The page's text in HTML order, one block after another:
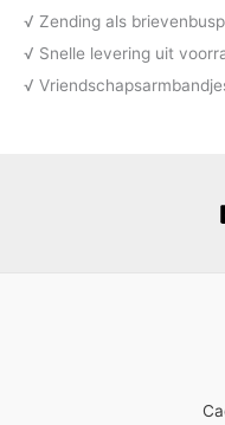
√ Zending als
√ Snelle levering uit
√